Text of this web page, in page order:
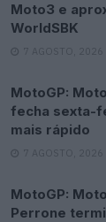
Moto3 e
WorldSBK
7 AGOSTO, 2026
MotoGP:
fecha sexta-
mais rápido
7 AGOSTO, 2026
MotoGP:
Perrone